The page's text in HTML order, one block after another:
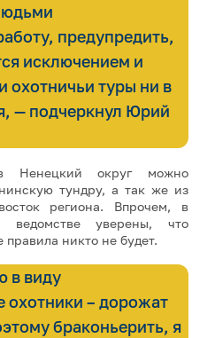
предупредить,
исключением и
охотничьи туры ни в
— подчеркнул Юрий
Ненецкий округ можно
тундру, а так же из
региона. Впрочем, в
ведомстве уверены, что
никто не будет.
в виду
охотники – дорожат
браконьерить, я